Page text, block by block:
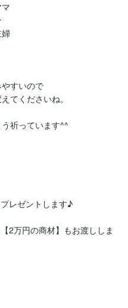
すいので
てくださいね。
祈っています^^
レゼントします♪
2万円の商材】もお渡ししま